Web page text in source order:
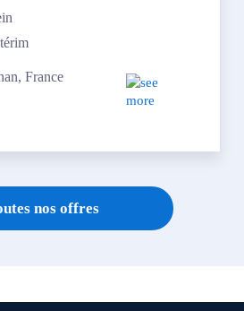
France
nos offres